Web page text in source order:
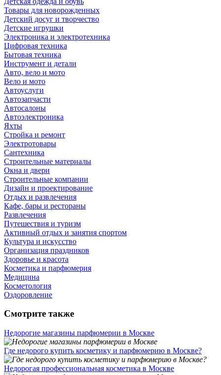
Товары для новорожденных
Детский досуг и творчество
Детские игрушки
Электроника и электротехника
Цифровая техника
Бытовая техника
Инструмент и детали
Авто, вело и мото
Вело и мото
Автоуслуги
Автозапчасти
Автосалоны
Автоэлектроника
Яхты
Стройка и ремонт
Электротовары
Сантехника
Строительные материалы
Окна и двери
Строительные компании
Дизайн и проектирование
Отдых и развлечения
Кафе, бары и рестораны
Развлечения
Путешествия и туризм
Активный отдых и занятия спортом
Культура и искусство
Организация праздников
Здоровье и красота
Косметика и парфюмерия
Медицина
Косметология
Оздоровление
Смотрите также
Недорогие магазины парфюмерии в Москве
Где недорого купить косметику и парфюмерию в Москве?
Недорогая профессиональная косметика в Москве